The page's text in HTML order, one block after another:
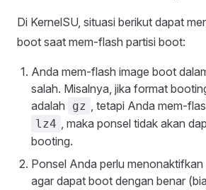
Di KernelSU, situasi berikut dapat
boot saat mem-flash partisi boot:
Anda mem-flash image boot
salah. Misalnya, jika format
adalah
gz , tetapi Anda mem-
lz4 , maka ponsel tidak akan
booting.
Ponsel Anda perlu
agar dapat boot dengan benar